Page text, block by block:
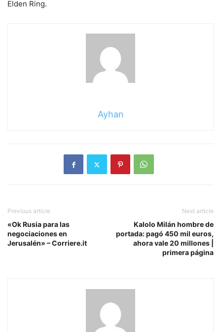
Elden Ring.
Ayhan
Previous article
«Ok Rusia para las
negociaciones en
Jerusalén» – Corriere.it
Next article
Kalolo Milán hombre de
portada: pagó 450 mil euros,
ahora vale 20 millones |
primera página